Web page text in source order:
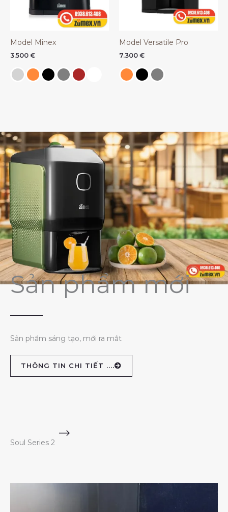
Model Minex
3.500 €
Model Versatile Pro
7.300 €
Sản phẩm mới
Sản phẩm sáng tạo, mới ra mắt
THÔNG TIN CHI TIẾT ....
Soul Series 2